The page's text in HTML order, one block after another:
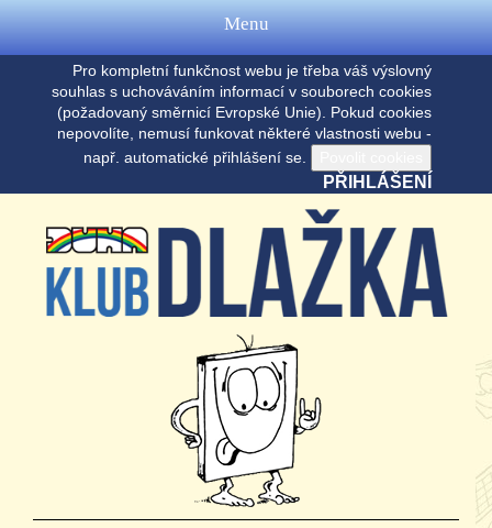
Pro kompletní funkčnost webu je třeba váš výslovný
souhlas s uchováváním informací v souborech cookies
(požadovaný směrnicí Evropské Unie). Pokud cookies
nepovolíte, nemusí funkovat některé vlastnosti webu -
např. automatické přihlášení se.
PŘIHLÁŠENÍ